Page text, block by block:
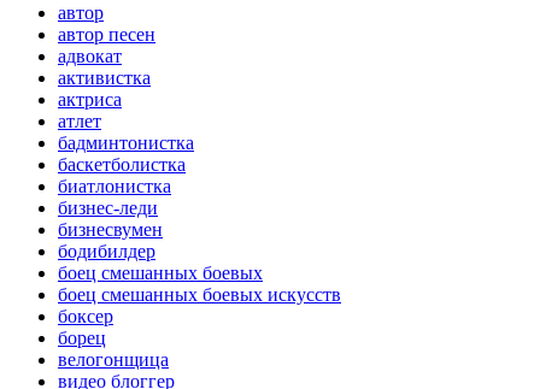
автор
автор песен
адвокат
активистка
актриса
атлет
бадминтонистка
баскетболистка
биатлонистка
бизнес-леди
бизнесвумен
бодибилдер
боец смешанных боевых
боец смешанных боевых искусств
боксер
борец
велогонщица
видео блоггер